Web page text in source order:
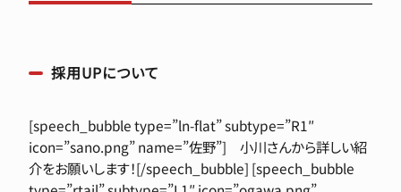
採用UPについて
[speech_bubble type=”ln-flat” subtype=”R1″
icon=”sano.png” name=”佐野”] 小川さんから詳しい紹
介をお願いします！[/speech_bubble] [speech_bubble